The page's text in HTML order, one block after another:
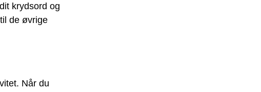
krydsord og
de øvrige
Når du